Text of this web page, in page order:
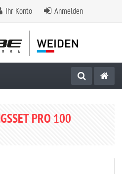
Ihr Konto Anmelden
PRO 100